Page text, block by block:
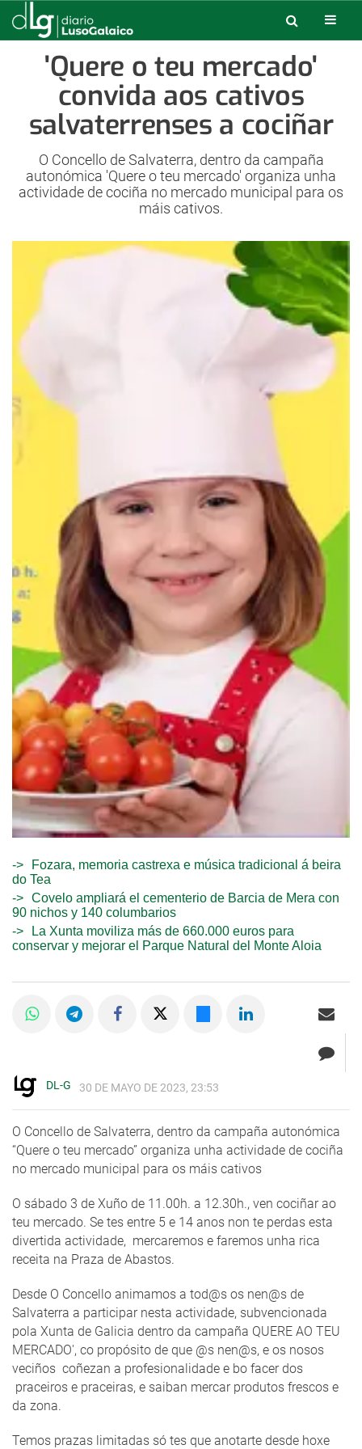
'Quere o teu mercado'
convida aos cativos
salvaterrenses a cociñar
O Concello de Salvaterra, dentro da campaña
autonómica 'Quere o teu mercado' organiza unha
actividade de cociña no mercado municipal para os
máis cativos.
Fozara, memoria castrexa e música tradicional á beira
do Tea
Covelo ampliará el cementerio de Barcia de Mera con
90 nichos y 140 columbarios
La Xunta moviliza más de 660.000 euros para
conservar y mejorar el Parque Natural del Monte Aloia
DL-G 30 DE MAYO DE 2023, 23:53
O Concello de Salvaterra, dentro da campaña autonómica
“Quere o teu mercado” organiza unha actividade de cociña
no mercado municipal para os máis cativos
O sábado 3 de Xuño de 11.00h. a 12.30h., ven cociñar ao
teu mercado. Se tes entre 5 e 14 anos non te perdas esta
divertida actividade, mercaremos e faremos unha rica
receita na Praza de Abastos.
Desde O Concello animamos a tod@s os nen@s de
Salvaterra a participar nesta actividade, subvencionada
pola Xunta de Galicia dentro da campaña QUERE AO TEU
MERCADO', co propósito de que @s nen@s, e os nosos
veciños coñezan a profesionalidade e bo facer dos
praceiros e praceiras, e saiban mercar produtos frescos e
da zona.
Temos prazas limitadas só tes que anotarte desde hoxe